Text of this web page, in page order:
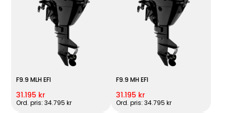
F9.9 MLH EFI
31.195 kr
Ord. pris: 34.795 kr
F9.9 MH EFI
31.195 kr
Ord. pris: 34.795 kr